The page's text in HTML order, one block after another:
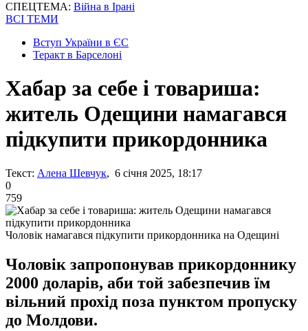
СПЕЦТЕМА: Війна в Ірані
ВСІ ТЕМИ
Вступ України в ЄС
Теракт в Барселоні
Хабар за себе і товариша:
житель Одещини намагався
підкупити прикордонника
Текст: Алена Шевчук, 6 січня 2025, 18:17
0
759
Чоловік намагався підкупити прикордонника на Одещині
Чоловік запропонував прикордоннику
2000 доларів, аби той забезпечив їм
вільний прохід поза пунктом пропуску
до Молдови.